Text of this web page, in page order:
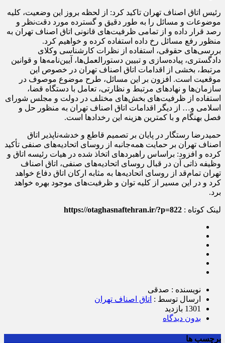
رئیس اتاق اصناف تهران تاکید کرد: از لحظه بروز این وضعیت، کلیه
موضوعات و مسائل را به طور دقیق و گسترده مورد دقت‌نظر و
رصد قرار داده و از تمامی ظرفیت‌های قانونی اتاق اصناف تهران به
منظور رفع مسائل رخ داده استفاده کرده و خواهیم کرد.
بررسی‌های حقوقی، استفاده از نظرات کارشناسی وکلای
دادگستری، پیاده‌سازی و تبیین دستورالعمل‌ها، آیین‌نامه‌ها و قوانین
مرتبط، بخشی از اقدامات اتاق اصناف تهران در خصوص این
موقعیت است. افزون بر این مسائل، طرح موضوع موصوف در
سازمان‌ها و نهادهای مرتبط و نظارتی، تعامل با دستگاه قضا،
استفاده از ظرفیت‌های بخش‌های مختلف در دولت و مجلس شورای
اسلامی و… از دیگر اقدامات اتاق اصناف تهران به منظور حل و
فصل بهنگام و با کمترین هزینه این رخدادها است.
حمیدرضا رستگار در پایان بر تصمیم قاطع و خدشه‌ناپذیر اتاق
اصناف تهران بر حمایت همه‌جانبه از روسای اتحادیه‌های صنفی تأکید
کرده و افزود: براساس راهبردهای اتخاذ شده در هیات رئیسه اتاق و
وظیفه ذاتی آن در قبال روسای اتحادیه‌های صنفی، اتاق اصناف
تهران تمام‌قد از روسای اتحادیه‌ها به مثابه ارکان اتاق دفاع خواهد
کرد و در این مسیر از کلیه توان و ظرفیت‌های موجود بهره خواهد
برد.
لینک کوتاه : https://otaghasnaftehran.ir/?p=822
نویسنده : صدقی
ارسال توسط : اتاق اصناف تهران
1301 بازدید
بدون دیدگاه
برچسب ها